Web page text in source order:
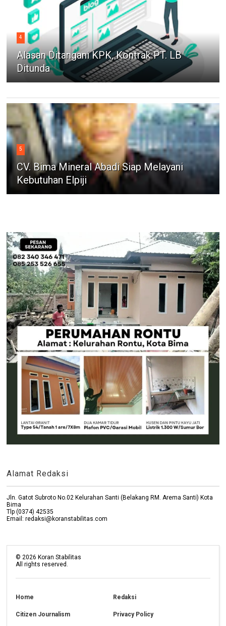
4
Alasan Ditangani KPK, Kontrak PT. LB
Ditunda
5
CV. Bima Mineral Abadi Siap Melayani
Kebutuhan Elpiji
Alamat Redaksi
Jln. Gatot Subroto No.02 Kelurahan Santi (Belakang RM. Arema Santi) Kota
Bima
Tlp (0374) 42535
Email: redaksi@koranstabilitas.com
©2026 Koran Stabilitas
All rights reserved.
Home Redaksi
Citizen Journalism Privacy Policy